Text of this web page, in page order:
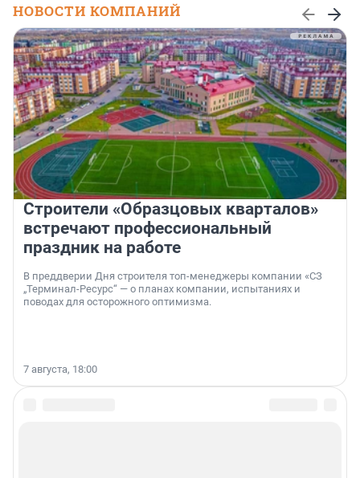
НОВОСТИ КОМПАНИЙ
Строители «Образцовых кварталов»
встречают профессиональный
праздник на работе
В преддверии Дня строителя топ-менеджеры компании «СЗ
„Терминал-Ресурс“ — о планах компании, испытаниях и
поводах для осторожного оптимизма.
7 августа, 18:00